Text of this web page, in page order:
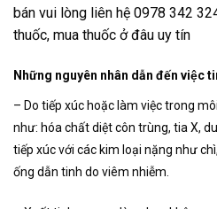
bán vui lòng liên hệ 0978 342
thuốc, mua thuốc ở đâu uy tín
Những nguyên nhân dẫn đến việc
– Do tiếp xúc hoặc làm việc trong
như: hóa chất diệt côn trùng, tia X,
tiếp xúc với các kim loại nặng như
ống dẫn tinh do viêm nhiễm.